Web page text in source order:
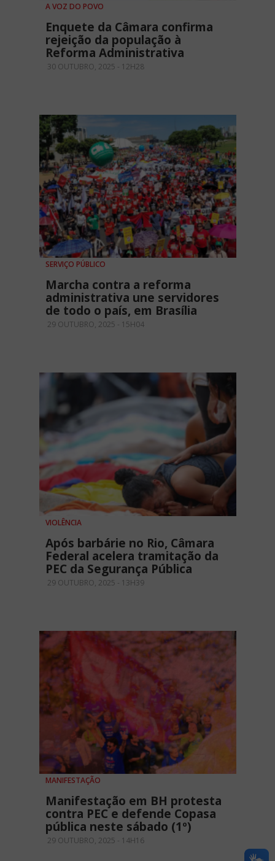
A VOZ DO POVO
Enquete da Câmara confirma
rejeição da população à
Reforma Administrativa
30 OUTUBRO, 2025 - 12H28
SERVIÇO PÚBLICO
Marcha contra a reforma
administrativa une servidores
de todo o país, em Brasília
29 OUTUBRO, 2025 - 15H04
VIOLÊNCIA
Após barbárie no Rio, Câmara
Federal acelera tramitação da
PEC da Segurança Pública
29 OUTUBRO, 2025 - 13H39
MANIFESTAÇÃO
Manifestação em BH protesta
contra PEC e defende Copasa
pública neste sábado (1º)
29 OUTUBRO, 2025 - 14H16